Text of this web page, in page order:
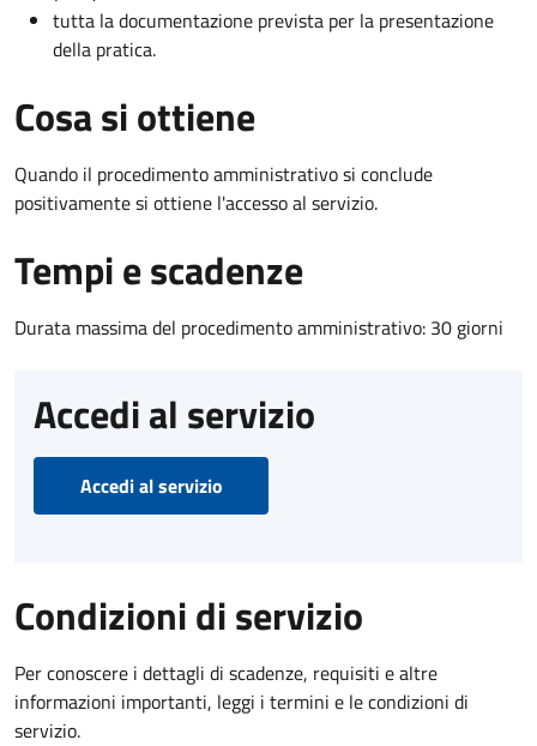
tutta la documentazione prevista per la presentazione
della pratica.
Cosa si ottiene
Quando il procedimento amministrativo si conclude
positivamente si ottiene l'accesso al servizio.
Tempi e scadenze
Durata massima del procedimento amministrativo: 30 giorni
Accedi al servizio
Accedi al servizio
Condizioni di servizio
Per conoscere i dettagli di scadenze, requisiti e altre
informazioni importanti, leggi i termini e le condizioni di
servizio.